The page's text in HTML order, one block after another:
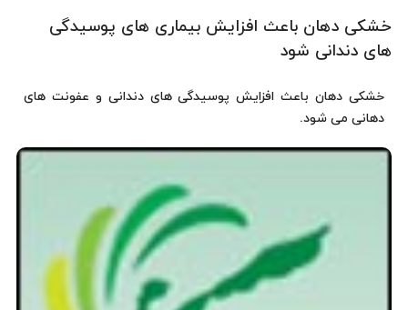
خشكی دهان باعث افزایش بیماری های پوسیدگی
های دندانی شود
خشكی دهان باعث افزایش پوسیدگی های دندانی و عفونت های
دهانی می شود.